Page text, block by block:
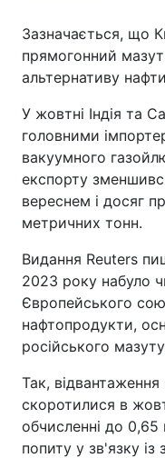
Зазначається, що
прямогонний
альтернативу
У жовтні Індія та
головними
вакуумного
експорту
вереснем і досяг
метричних тонн.
Видання Reuters
2023 року набуло
Європейського
нафтопродукти,
російського
Так,
скоротилися в
обчисленні до 0,65
попиту у зв'язку із